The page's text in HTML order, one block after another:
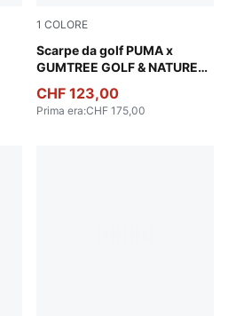
1 COLORE
Scarpe da golf PUMA x
GUMTREE GOLF & NATURE
Warm White-Flat Dark
CHF 123,00
Prima era:CHF 175,00